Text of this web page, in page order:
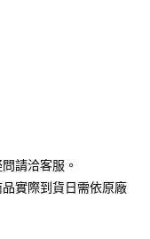
使用無須另外申請。
截止日，確認付款後即完
請洽客服。
實際到貨日需依原廠